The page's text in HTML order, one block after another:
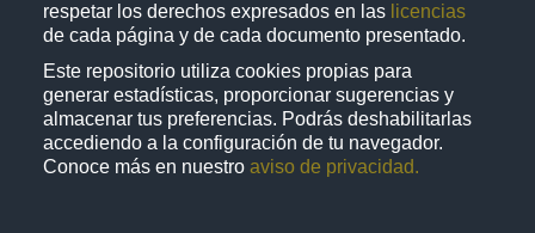
respetar los derechos expresados en las licencias
de cada página y de cada documento presentado.
Este repositorio utiliza cookies propias para
generar estadísticas, proporcionar sugerencias y
almacenar tus preferencias. Podrás deshabilitarlas
accediendo a la configuración de tu navegador.
Conoce más en nuestro aviso de privacidad.
Impacto en la informática de los videojuegos en la sociedad
Toledano Maceda, Ernesto Abdias
2009
Físico Matemáticas y Ciencias de la Tierra
share